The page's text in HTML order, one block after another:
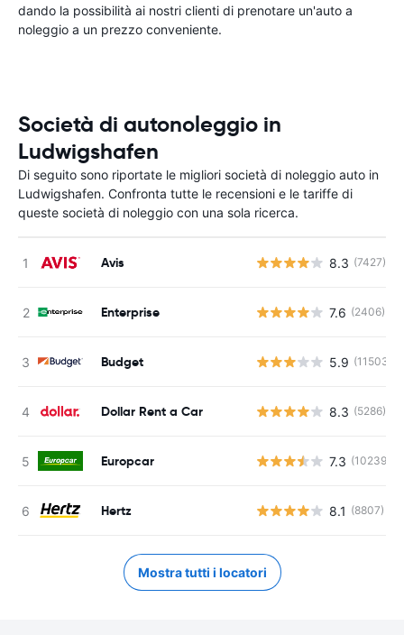
dando la possibilità ai nostri clienti di prenotare un'auto a
noleggio a un prezzo conveniente.
Società di autonoleggio in
Ludwigshafen
Di seguito sono riportate le migliori società di noleggio auto in
Ludwigshafen. Confronta tutte le recensioni e le tariffe di
queste società di noleggio con una sola ricerca.
Avis 8.3 (7427)
Enterprise 7.6 (2406)
Budget 5.9 (11503)
Dollar Rent a Car 8.3 (5286)
Europcar 7.3 (10239)
Hertz 8.1 (8807)
Mostra tutti i locatori